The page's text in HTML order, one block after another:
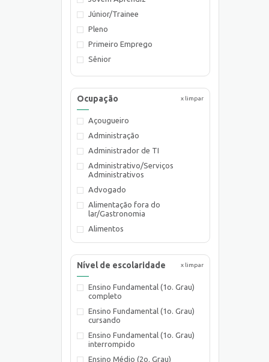
Júnior/Trainee
Pleno
Primeiro Emprego
Sênior
Técnico
x limpar
Ocupação
Açougueiro
Administração
Administrador de TI
Administrativo/Serviços
Administrativos
Advogado
Alimentação fora do
lar/Gastronomia
Alimentos
Almoxarife
Assistente de Planejamento
Assistente Social
Atendente Comercial
Auxiliar de Cozinha
x limpar
Nível de escolaridade
Ensino Fundamental (1o. Grau)
completo
Ensino Fundamental (1o. Grau)
cursando
Ensino Fundamental (1o. Grau)
interrompido
Ensino Médio (2o. Grau)